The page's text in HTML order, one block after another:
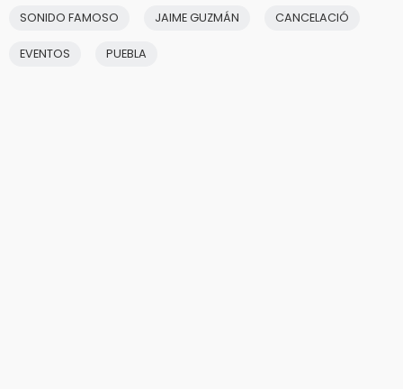
SONIDO FAMOSO JAIME GUZMÁN CANCELACIÓ
EVENTOS PUEBLA